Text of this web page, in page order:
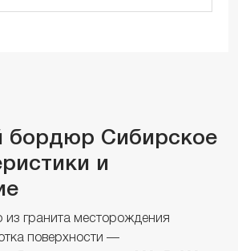
бордюр Сибирское
и
из гранита месторождения
поверхности —